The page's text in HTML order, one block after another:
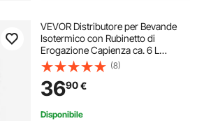
VEVOR Distributore per Bevande
Isotermico con Rubinetto di
Erogazione Capienza ca. 6 L
Materiale Acciaio Inox per Buffet
Festa Evento, Contenitore
Isotermico per Distribuzione
Bevande Calde / Fredde
(8)
3690€
Disponibile